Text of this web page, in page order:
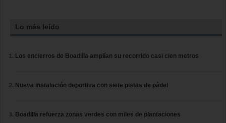
Lo más leído
Los encierros de Boadilla amplían su recorrido casi cien metros
Nueva instalación deportiva con siete pistas de pádel
Boadilla refuerza zonas verdes con miles de plantaciones